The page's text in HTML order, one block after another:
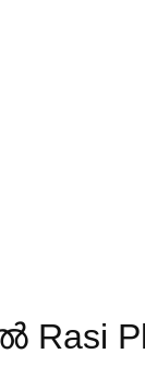
Rasi